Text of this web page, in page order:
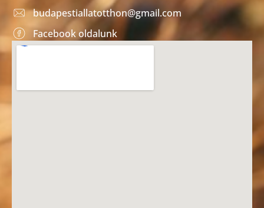
budapestiallatotthon@gmail.com
Facebook oldalunk